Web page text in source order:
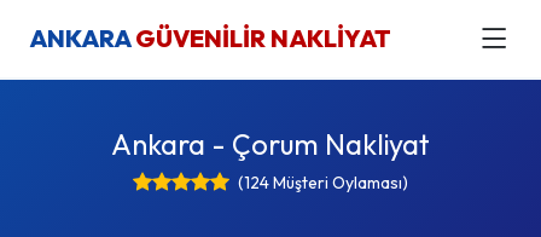
ANKARAGÜVENİLİR NAKLİYAT
Ankara - Çorum Nakliyat
(124 Müşteri Oylaması)